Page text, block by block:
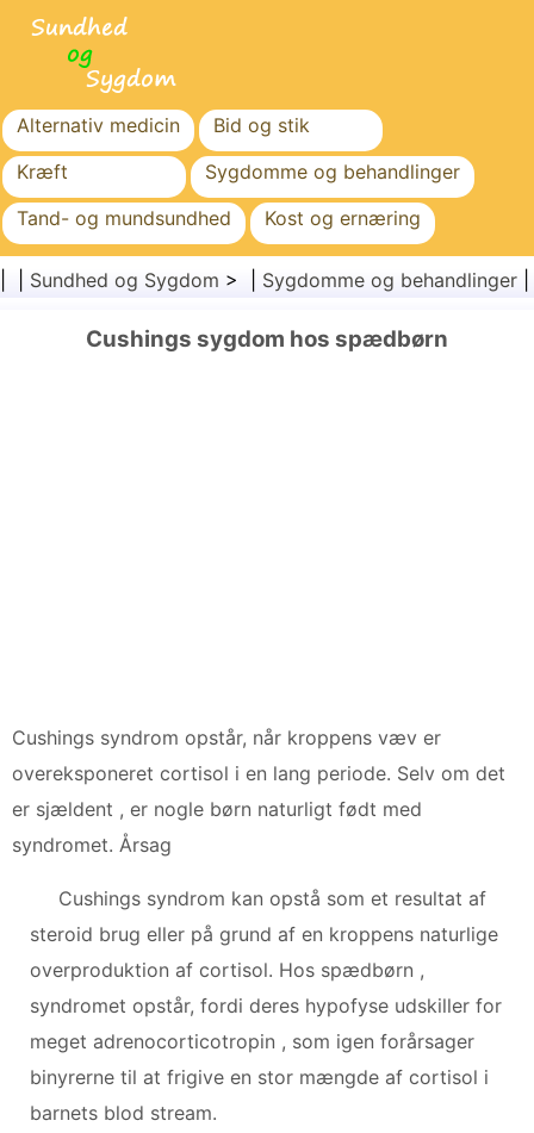
Alternativ medicin
Bid og stik
Kræft
Sygdomme og behandlinger
Tand- og mundsundhed
Kost og ernæring
Familiesundhed
Sundhedssektoren
Kirurgi og procedurer
Sundhed og Sygdom > | Sygdomme og behandlinger
Cushings sygdom hos spædbørn
Cushings syndrom opstår, når kroppens væv er
overeksponeret cortisol i en lang periode. Selv om det
er sjældent , er nogle børn naturligt født med
syndromet. Årsag
Cushings syndrom kan opstå som et resultat af
steroid brug eller på grund af en kroppens naturlige
overproduktion af cortisol. Hos spædbørn ,
syndromet opstår, fordi deres hypofyse udskiller for
meget adrenocorticotropin , som igen forårsager
binyrerne til at frigive en stor mængde af cortisol i
barnets blod stream.